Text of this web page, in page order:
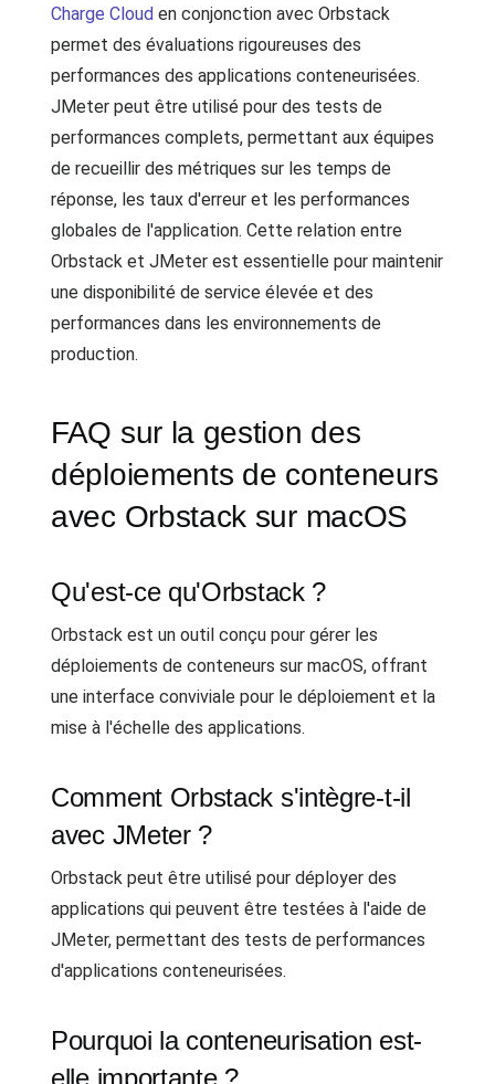
Charge Cloud en conjonction avec Orbstack
permet des évaluations rigoureuses des
performances des applications conteneurisées.
JMeter peut être utilisé pour des tests de
performances complets, permettant aux équipes
de recueillir des métriques sur les temps de
réponse, les taux d'erreur et les performances
globales de l'application. Cette relation entre
Orbstack et JMeter est essentielle pour maintenir
une disponibilité de service élevée et des
performances dans les environnements de
production.
FAQ sur la gestion des
déploiements de conteneurs
avec Orbstack sur macOS
Qu'est-ce qu'Orbstack ?
Orbstack est un outil conçu pour gérer les
déploiements de conteneurs sur macOS, offrant
une interface conviviale pour le déploiement et la
mise à l'échelle des applications.
Comment Orbstack s'intègre-t-il
avec JMeter ?
Orbstack peut être utilisé pour déployer des
applications qui peuvent être testées à l'aide de
JMeter, permettant des tests de performances
d'applications conteneurisées.
Pourquoi la conteneurisation est-
elle importante ?